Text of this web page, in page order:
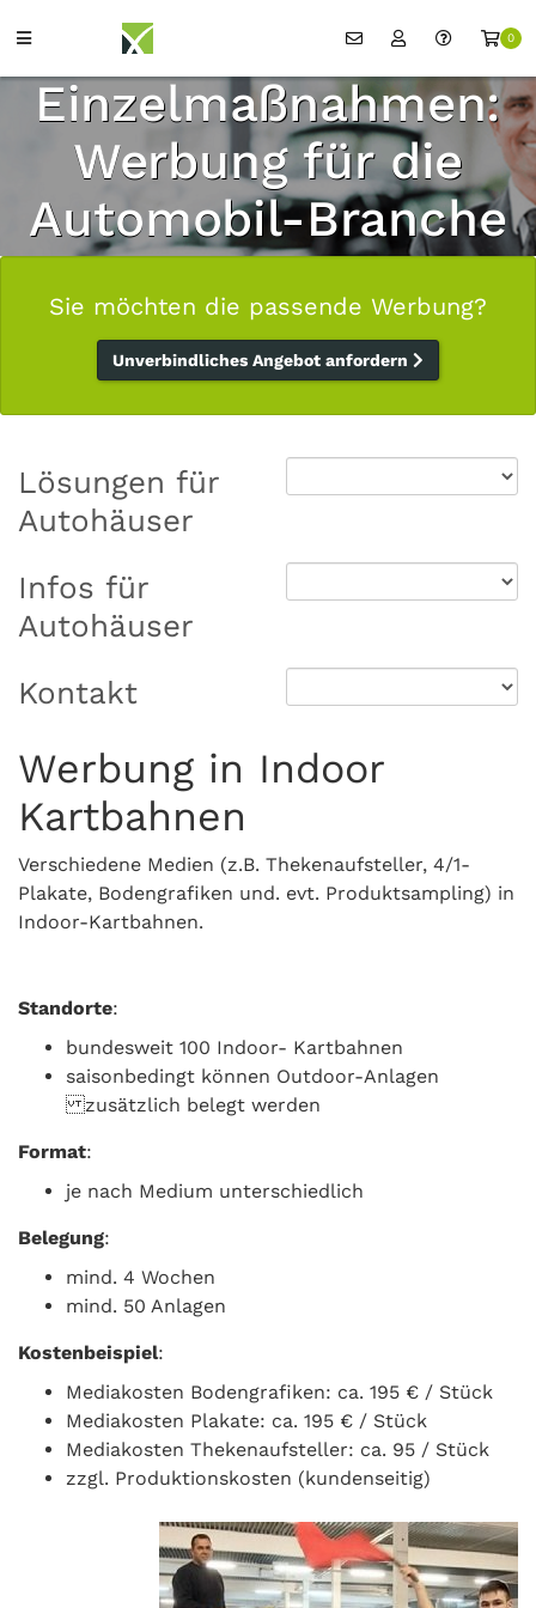
0
Einzelmaßnahmen:
Werbung für die
Automobil-Branche
Sie möchten die passende Werbung?
Unverbindliches Angebot anfordern
Lösungen für
Autohäuser
Infos für
Autohäuser
Kontakt
Werbung in Indoor
Kartbahnen
Verschiedene Medien (z.B. Thekenaufsteller, 4/1-
Plakate, Bodengrafiken und. evt. Produktsampling) in
Indoor-Kartbahnen.
Standorte:
bundesweit 100 Indoor- Kartbahnen
saisonbedingt können Outdoor-Anlagen
zusätzlich belegt werden
Format:
je nach Medium unterschiedlich
Belegung:
mind. 4 Wochen
mind. 50 Anlagen
Kostenbeispiel:
Mediakosten Bodengrafiken: ca. 195 € / Stück
Mediakosten Plakate: ca. 195 € / Stück
Mediakosten Thekenaufsteller: ca. 95 / Stück
zzgl. Produktionskosten (kundenseitig)